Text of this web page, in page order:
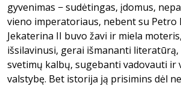
gyvenimas − sudėtingas, įdomus,
vieno imperatoriaus, nebent su Petro
Jekaterina II buvo žavi ir miela
išsilavinusi, gerai išmananti
svetimų kalbų, sugebanti vadovauti ir
valstybę. Bet istorija ją prisimins dėl